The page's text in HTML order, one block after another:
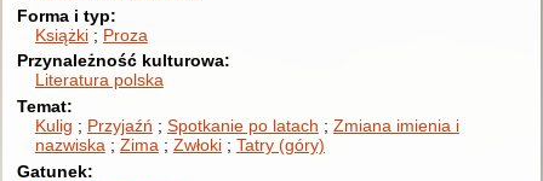
Forma i typ
Książki
Proza
Przynależność kulturowa
Literatura polska
Temat
Kulig
Przyjaźń Spotkanie po latach
Zmiana imienia i
nazwiska
Zima Zwłoki
Tatry (góry)
Gatunek